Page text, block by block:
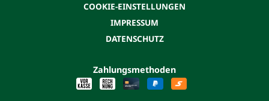
COOKIE-EINSTELLUNGEN
IMPRESSUM
DATENSCHUTZ
Zahlungsmethoden